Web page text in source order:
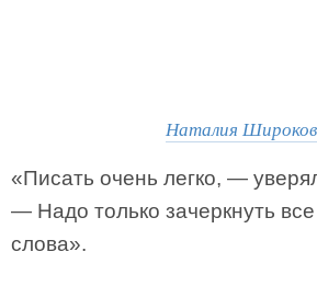
Наталия
«Писать очень легко, —
— Надо только зачеркнуть
слова».